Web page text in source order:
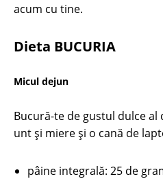
acum cu tine.
Dieta BUCURIA
Micul dejun
Bucură-te de gustul dulce
unt și miere și o cană de
pâine integrală: 25 de